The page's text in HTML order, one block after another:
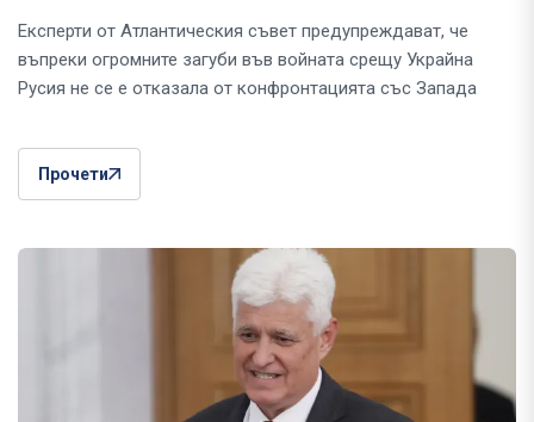
Експерти от Атлантическия съвет предупреждават, че
въпреки огромните загуби във войната срещу Украйна
Русия не се е отказала от конфронтацията със Запада
Прочети